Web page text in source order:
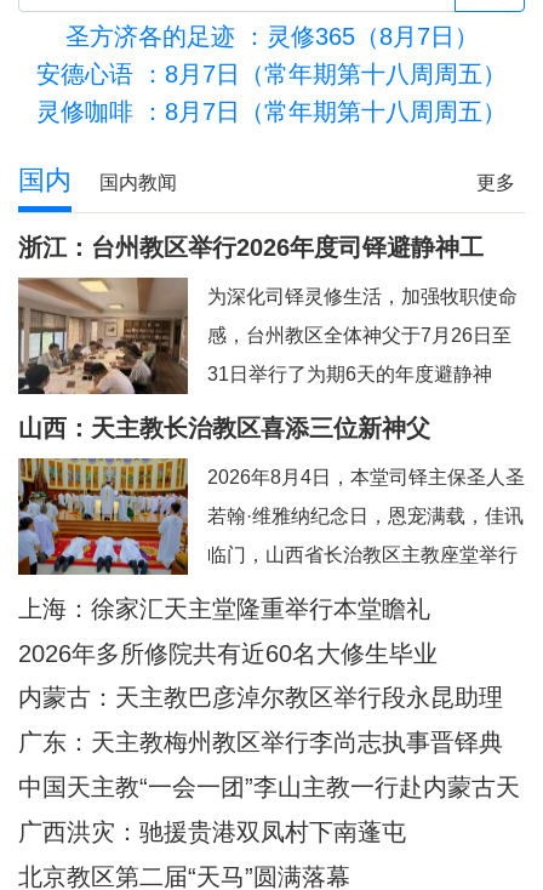
圣方济各的足迹 ：灵修365（8月7日）
安德心语 ：8月7日（常年期第十八周周五）
灵修咖啡 ：8月7日（常年期第十八周周五）
更多
国内 国内教闻
浙江：台州教区举行2026年度司铎避静神工
为深化司铎灵修生活，加强牧职使命
感，台州教区全体神父于7月26日至
31日举行了为期6天的年度避静神
工。本次避静特别邀请到上海佘山修
深刻地认识真实的耶稣基督”。在当今
忙碌而多元的牧灵环境中，此次避静
为神父们提供了一个宝贵的静默与省
思时机，帮助大家暂时脱离日常事
务，回归内在深
山西：天主教长治教区喜添三位新神父
2026年8月4日，本堂司铎主保圣人圣
若翰·维雅纳纪念日，恩宠满载，佳讯
临门，山西省长治教区主教座堂举行
司铎祝圣典礼，为张浩然（伯多
禄）三位执事授予司铎圣秩。祝圣典
礼由长治教区丁令斌主教主持，教区
办公室主任申学忠神父、主教府本堂
韩霄神父襄礼。来自长治教区及各地
80余位神父共祭
上海：徐家汇天主堂隆重举行本堂瞻礼
2026年多所修院共有近60名大修生毕业
内蒙古：天主教巴彦淖尔教区举行段永昆助理
主教祝圣典礼
广东：天主教梅州教区举行李尚志执事晋铎典
礼
中国天主教“一会一团”李山主教一行赴内蒙古天
主教调研
广西洪灾：驰援贵港双凤村下南蓬屯
北京教区第二届“天马”圆满落幕